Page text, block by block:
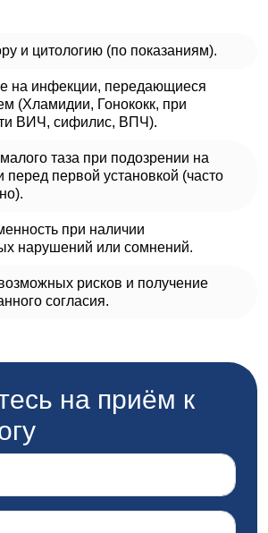
и цитологию (по показаниям).
на инфекции, передающиеся
(Хламидии, Гонококк, при
ВИЧ, сифилис, ВПЧ).
таза при подозрении на
первой установкой (часто
при наличии
нарушений или сомнений.
рисков и получение
согласия.
на приём к